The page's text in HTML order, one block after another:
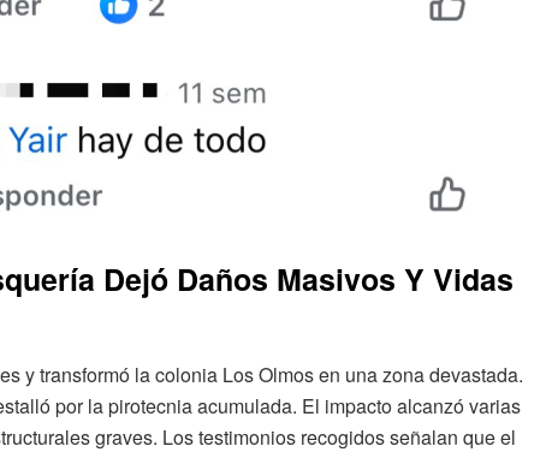
Dejó Daños Masivos Y Vidas
y transformó la colonia Los Olmos en una zona devastada.
por la pirotecnia acumulada. El impacto alcanzó varias
graves. Los testimonios recogidos señalan que el